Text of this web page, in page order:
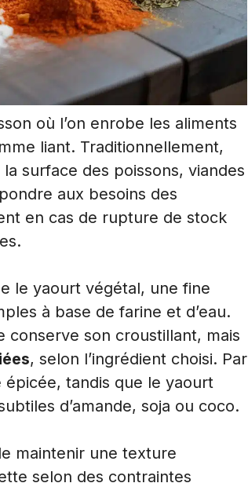
où l’on enrobe les aliments
liant. Traditionnellement,
surface des poissons, viandes
aux besoins des
en cas de rupture de stock
le yaourt végétal, une fine
à base de farine et d’eau.
son croustillant, mais
, selon l’ingrédient choisi. Par
tandis que le yaourt
d’amande, soja ou coco.
maintenir une texture
selon des contraintes